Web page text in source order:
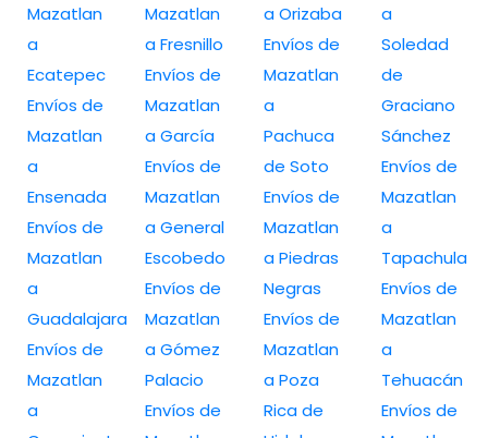
Mazatlan
a
Ecatepec
Envíos de
Mazatlan
a
Ensenada
Envíos de
Mazatlan
a
Guadalajara
Envíos de
Mazatlan
a
Mazatlan
a Fresnillo
Envíos de
Mazatlan
a García
Envíos de
Mazatlan
a General
Escobedo
Envíos de
Mazatlan
a Gómez
Palacio
Envíos de
a Orizaba
Envíos de
Mazatlan
a
Pachuca
de Soto
Envíos de
Mazatlan
a Piedras
Negras
Envíos de
Mazatlan
a Poza
Rica de
a
Soledad
de
Graciano
Sánchez
Envíos de
Mazatlan
a
Tapachula
Envíos de
Mazatlan
a
Tehuacán
Envíos de